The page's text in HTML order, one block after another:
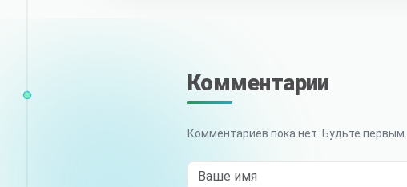
Комментарии
Комментариев пока нет. Будьте первым.
Ваше имя